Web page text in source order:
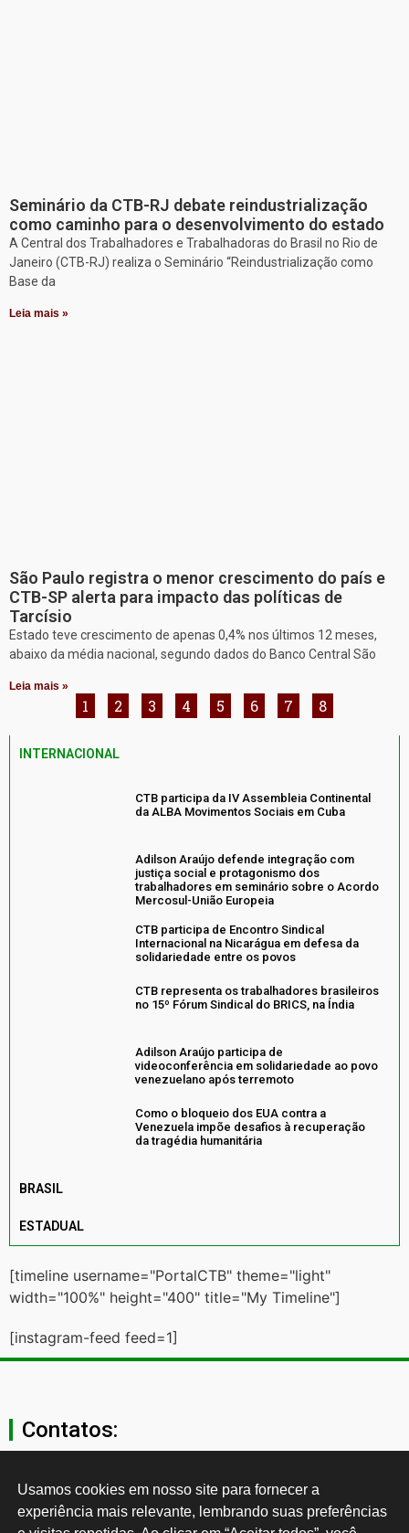
Seminário da CTB-RJ debate reindustrialização
como caminho para o desenvolvimento do estado
A Central dos Trabalhadores e Trabalhadoras do Brasil no Rio de
Janeiro (CTB-RJ) realiza o Seminário “Reindustrialização como
Base da
Leia mais »
São Paulo registra o menor crescimento do país e
CTB-SP alerta para impacto das políticas de
Tarcísio
Estado teve crescimento de apenas 0,4% nos últimos 12 meses,
abaixo da média nacional, segundo dados do Banco Central São
Leia mais »
1 2 3 4 5 6 7 8
INTERNACIONAL
CTB participa da IV Assembleia Continental
da ALBA Movimentos Sociais em Cuba
Adilson Araújo defende integração com
justiça social e protagonismo dos
trabalhadores em seminário sobre o Acordo
Mercosul-União Europeia
CTB participa de Encontro Sindical
Internacional na Nicarágua em defesa da
solidariedade entre os povos
CTB representa os trabalhadores brasileiros
no 15º Fórum Sindical do BRICS, na Índia
Adilson Araújo participa de
videoconferência em solidariedade ao povo
venezuelano após terremoto
Como o bloqueio dos EUA contra a
Venezuela impõe desafios à recuperação
da tragédia humanitária
BRASIL
ESTADUAL
[timeline username="PortalCTB" theme="light"
width="100%" height="400" title="My Timeline"]
[instagram-feed feed=1]
Contatos:
secgeral@ctb.org.br
11 3874-0040
Usamos cookies em nosso site para fornecer a
experiência mais relevante, lembrando suas preferências